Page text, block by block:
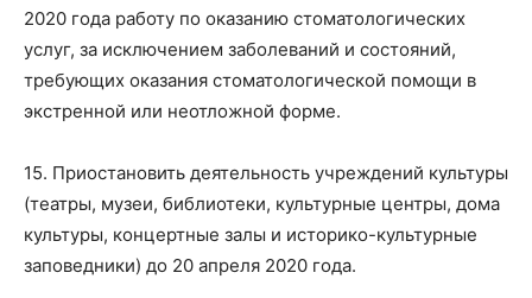
2020 года работу по оказанию стоматологических
услуг, за исключением заболеваний и состояний,
требующих оказания стоматологической помощи в
экстренной или неотложной форме.
15. Приостановить деятельность учреждений культуры
(театры, музеи, библиотеки, культурные центры, дома
культуры, концертные залы и историко-культурные
заповедники) до 20 апреля 2020 года.